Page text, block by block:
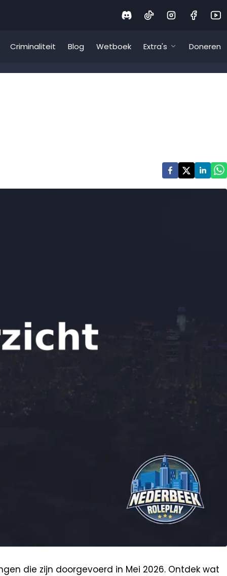
Criminaliteit Blog Wetboek Extra's Doneren
die zijn doorgevoerd in Mei 2026. Ontdek wat